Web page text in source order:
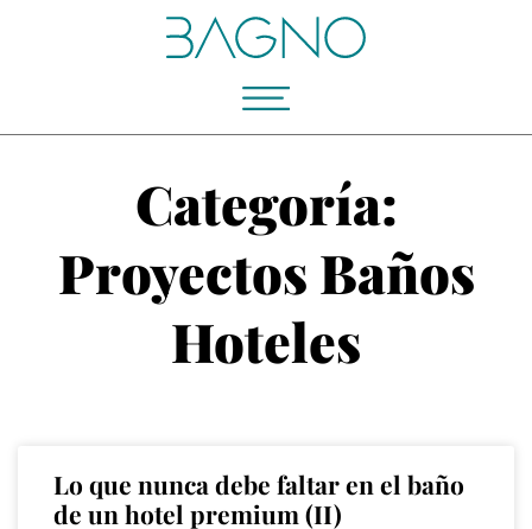
Categoría:
Proyectos Baños
Hoteles
Lo que nunca debe faltar en el baño
de un hotel premium (II)